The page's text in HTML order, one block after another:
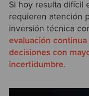
Si hoy resulta difícil
requieren atención
inversión técnica
evaluación
decisiones con
incertidumbre.